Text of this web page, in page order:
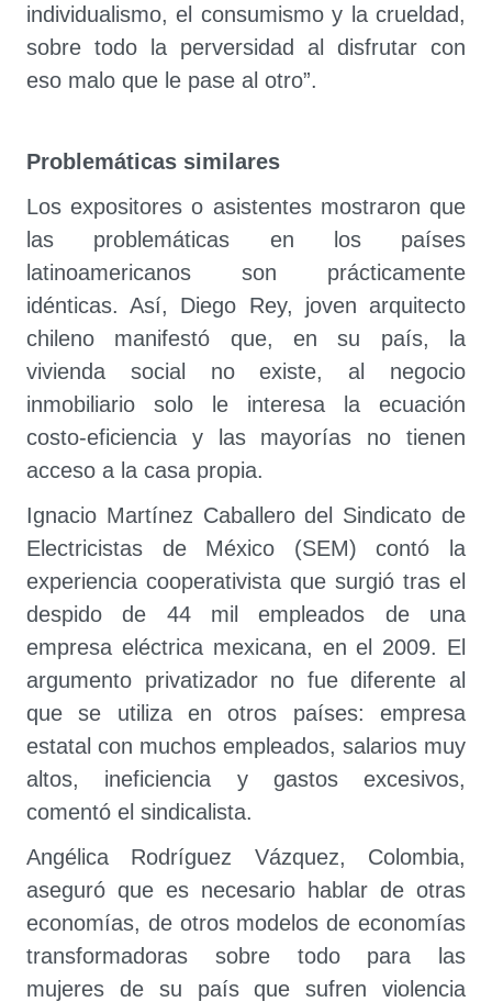
individualismo, el consumismo y la crueldad,
sobre todo la perversidad al disfrutar con
eso malo que le pase al otro”.
Problemáticas similares
Los expositores o asistentes mostraron que
las problemáticas en los países
latinoamericanos son prácticamente
idénticas. Así, Diego Rey, joven arquitecto
chileno manifestó que, en su país, la
vivienda social no existe, al negocio
inmobiliario solo le interesa la ecuación
costo-eficiencia y las mayorías no tienen
acceso a la casa propia.
Ignacio Martínez Caballero del Sindicato de
Electricistas de México (SEM) contó la
experiencia cooperativista que surgió tras el
despido de 44 mil empleados de una
empresa eléctrica mexicana, en el 2009. El
argumento privatizador no fue diferente al
que se utiliza en otros países: empresa
estatal con muchos empleados, salarios muy
altos, ineficiencia y gastos excesivos,
comentó el sindicalista.
Angélica Rodríguez Vázquez, Colombia,
aseguró que es necesario hablar de otras
economías, de otros modelos de economías
transformadoras sobre todo para las
mujeres de su país que sufren violencia